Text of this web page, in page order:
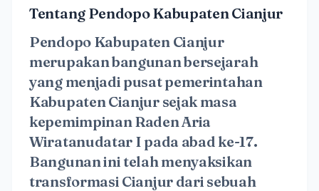
Tentang Pendopo Kabupaten Cianjur
Pendopo Kabupaten Cianjur
merupakan bangunan bersejarah
yang menjadi pusat pemerintahan
Kabupaten Cianjur sejak masa
kepemimpinan Raden Aria
Wiratanudatar I pada abad ke-17.
Bangunan ini telah menyaksikan
transformasi Cianjur dari sebuah